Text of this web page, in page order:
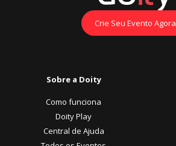
Crie Seu Evento Agora
Sobre a Doity
Como funciona
Doity Play
Central de Ajuda